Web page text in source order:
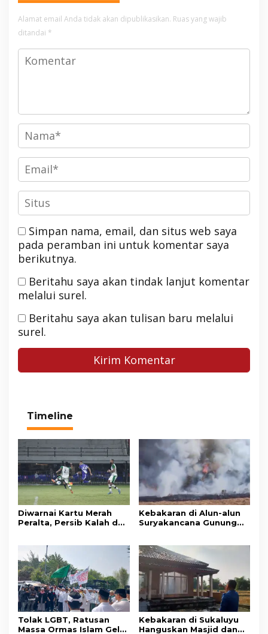
Alamat email Anda tidak akan dipublikasikan. Ruas yang wajib
ditandai *
Simpan nama, email, dan situs web saya
pada peramban ini untuk komentar saya
berikutnya.
Beritahu saya akan tindak lanjut komentar
melalui surel.
Beritahu saya akan tulisan baru melalui
surel.
Timeline
Diwarnai Kartu Merah
Peralta, Persib Kalah dari
Kebakaran di Alun-alun
Suryakancana Gunung
Masih Bersiaga
Tolak LGBT, Ratusan
Massa Ormas Islam Gelar
Kebakaran di Sukaluyu
Hanguskan Masjid dan